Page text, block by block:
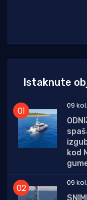
Istaknute
09
kod
09